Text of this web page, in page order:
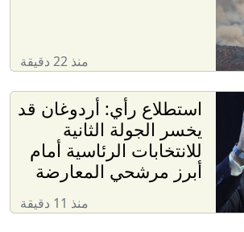
منذ 22 دقيقة
استطلاع رأي: أردوغان قد
يخسر الجولة الثانية
للانتخابات الرئاسية أمام
أبرز مرشحي المعارضة
منذ 11 دقيقة